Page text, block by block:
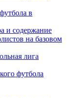
в
и содержание
на базовом
лига
футбола